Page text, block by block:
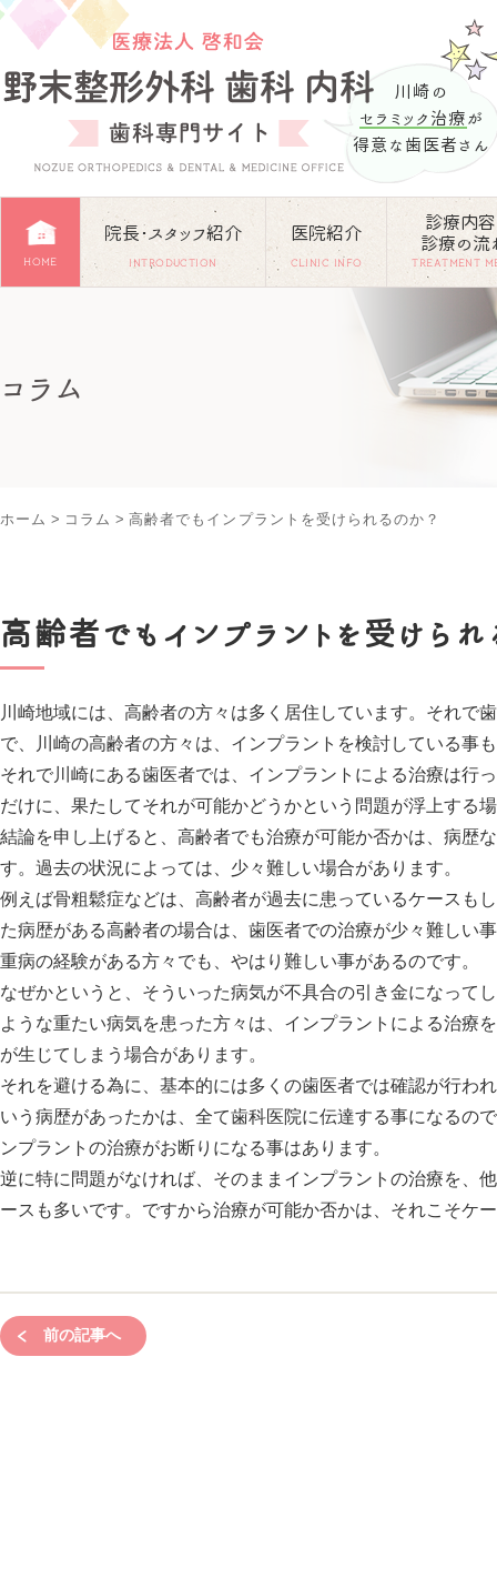
川崎の
セラミック治療 が
得意な歯医者さん
HOME
院長･スタッフ紹介
INTRODUCTION
医院紹介
CLINIC INFO
診療内
診療の流
TREATMENT
コラム
ホーム > コラム >高齢者でもインプラントを受けられるのか？
高齢者でもインプラントを受けら
川崎地域には、高齢者の方々は多く居住しています。それで
で、川崎の高齢者の方々は、インプラントを検討している事
それで川崎にある歯医者では、インプラントによる治療は行
だけに、果たしてそれが可能かどうかという問題が浮上する
結論を申し上げると、高齢者でも治療が可能か否かは、病歴
す。過去の状況によっては、少々難しい場合があります。
例えば骨粗鬆症などは、高齢者が過去に患っているケースも
た病歴がある高齢者の場合は、歯医者での治療が少々難しい
重病の経験がある方々でも、やはり難しい事があるのです。
なぜかというと、そういった病気が不具合の引き金になって
ような重たい病気を患った方々は、インプラントによる治療
が生じてしまう場合があります。
それを避ける為に、基本的には多くの歯医者では確認が行わ
いう病歴があったかは、全て歯科医院に伝達する事になるの
ンプラントの治療がお断りになる事はあります。
逆に特に問題がなければ、そのままインプラントの治療を、
ースも多いです。ですから治療が可能か否かは、それこそケ
前の記事へ